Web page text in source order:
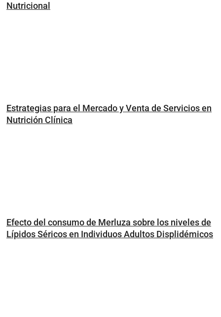
Nutricional
Estrategias para el Mercado y Venta de Servicios en
Nutrición Clínica
Efecto del consumo de Merluza sobre los niveles de
Lípidos Séricos en Individuos Adultos Displidémicos